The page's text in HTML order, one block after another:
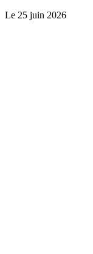
Le 25 juin 2026